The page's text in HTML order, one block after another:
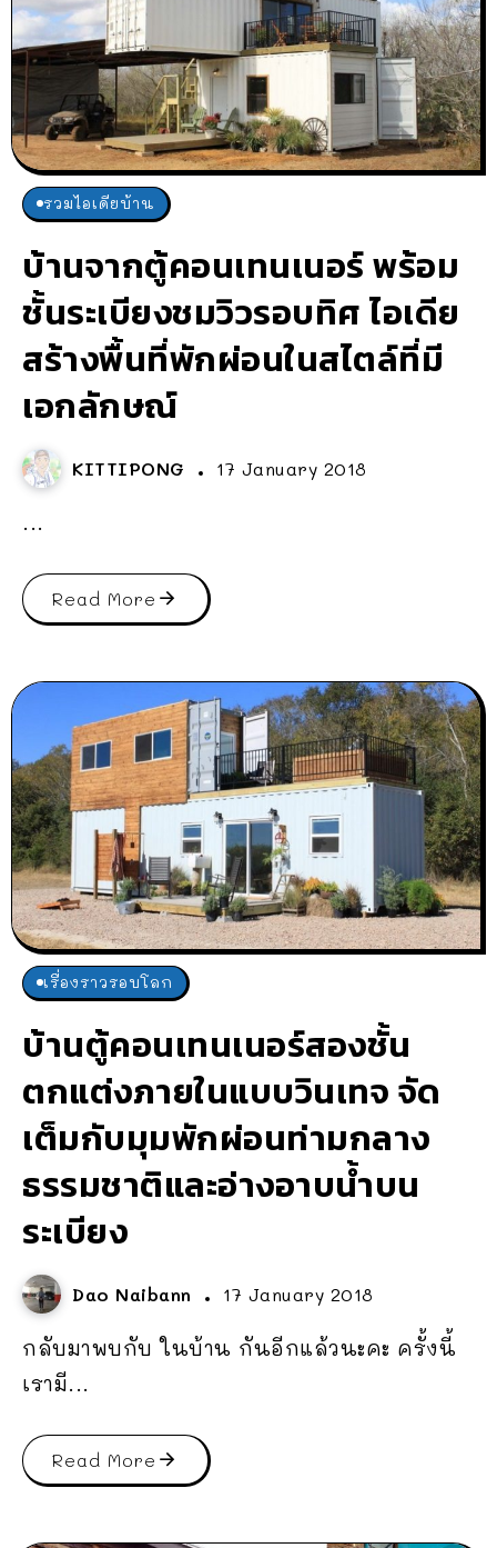
รวมไอเดียบ้าน
บ้านจากตู้คอนเทนเนอร์ พร้อม
ชั้นระเบียงชมวิวรอบทิศ ไอเดีย
สร้างพื้นที่พักผ่อนในสไตล์ที่มี
เอกลักษณ์
KITTIPONG 17 January 2018
...
Read More
เรื่องราวรอบโลก
บ้านตู้คอนเทนเนอร์สองชั้น
ตกแต่งภายในแบบวินเทจ จัด
เต็มกับมุมพักผ่อนท่ามกลาง
ธรรมชาติและอ่างอาบน้ำบน
ระเบียง
Dao Naibann 17 January 2018
กลับมาพบกับ ในบ้าน กันอีกแล้วนะคะ ครั้งนี้
เรามี...
Read More